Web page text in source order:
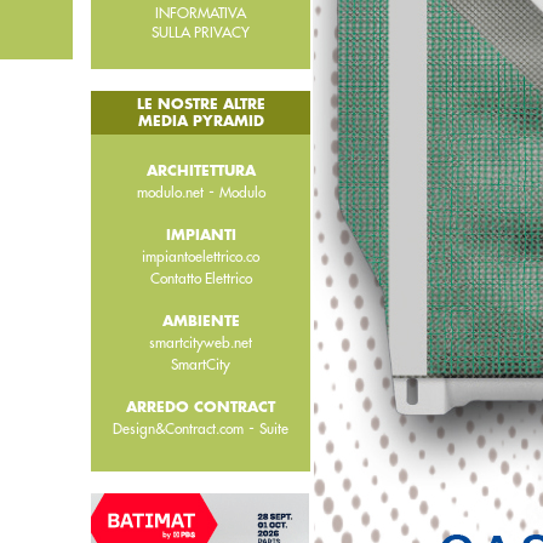
INFORMATIVA
SULLA PRIVACY
LE NOSTRE ALTRE
MEDIA PYRAMID
ARCHITETTURA
modulo.net- Modulo
IMPIANTI
impiantoelettrico.co
Contatto Elettrico
AMBIENTE
smartcityweb.net
SmartCity
ARREDO CONTRACT
Design&Contract.com -Suite